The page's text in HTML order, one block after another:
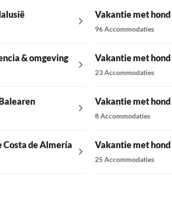
& omgeving
Costa de Almería
Vakantie met hond
96 Accommodaties
Vakantie met hond
23 Accommodaties
Vakantie met hond
8 Accommodaties
Vakantie met hond
25 Accommodaties